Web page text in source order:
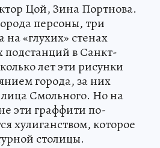
Цой, Зина Портнова.
персоны, три
«глухих» стенах
в Санкт-
лет эти рисунки
города, за них
Смольного. Но на
эти граффити по-
хулиганством, которое
столицы.